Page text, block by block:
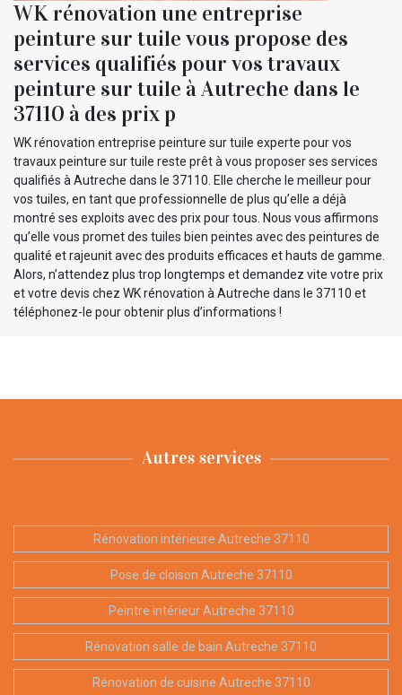
WK rénovation une entreprise
peinture sur tuile vous propose des
services qualifiés pour vos travaux
peinture sur tuile à Autreche dans le
37110 à des prix p
WK rénovation entreprise peinture sur tuile experte pour vos
travaux peinture sur tuile reste prêt à vous proposer ses services
qualifiés à Autreche dans le 37110. Elle cherche le meilleur pour
vos tuiles, en tant que professionnelle de plus qu’elle a déjà
montré ses exploits avec des prix pour tous. Nous vous affirmons
qu’elle vous promet des tuiles bien peintes avec des peintures de
qualité et rajeunit avec des produits efficaces et hauts de gamme.
Alors, n’attendez plus trop longtemps et demandez vite votre prix
et votre devis chez WK rénovation à Autreche dans le 37110 et
téléphonez-le pour obtenir plus d’informations !
Autres services
Rénovation intérieure Autreche 37110
Pose de cloison Autreche 37110
Peintre intérieur Autreche 37110
Rénovation salle de bain Autreche 37110
Rénovation de cuisine Autreche 37110